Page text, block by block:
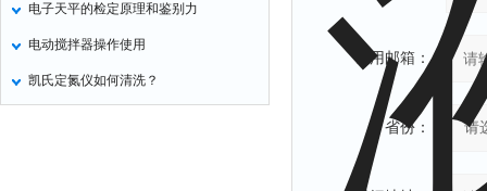
电子天平的检定原理和鉴别力
电动搅拌器操作使用
凯氏定氮仪如何清洗？
常用邮箱：
省份：